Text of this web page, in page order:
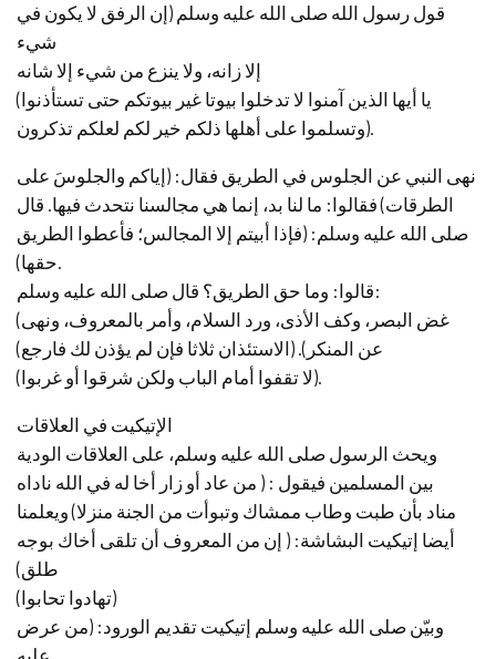
قول رسول الله صلى الله عليه وسلم (إن الرفق لا يكون في
شيء
إلا زانه، ولا ينزع من شيء إلا شانه
(يا أيها الذين آمنوا لا تدخلوا بيوتا غير بيوتكم حتى تستأذنوا
وتسلموا على أهلها ذلكم خير لكم لعلكم تذكرون).
نهى النبي عن الجلوس في الطريق فقال: (إياكم والجلوسَ على
الطرقات) فقالوا: ما لنا بد، إنما هي مجالسنا نتحدث فيها. قال
صلى الله عليه وسلم: (فإذا أبيتم إلا المجالس؛ فأعطوا الطريق
حقها).
قالوا: وما حق الطريق؟ قال صلى الله عليه وسلم:
(غض البصر، وكف الأذى، ورد السلام، وأمر بالمعروف، ونهى
عن المنكر). (الاستئذان ثلاثا فإن لم يؤذن لك فارجع)
(لا تقفوا أمام الباب ولكن شرقوا أو غربوا).
الإتيكيت في العلاقات
ويحث الرسول صلى الله عليه وسلم، على العلاقات الودية
بين المسلمين فيقول : ( من عاد أو زار أخا له في الله ناداه
مناد بأن طبت وطاب ممشاك وتبوأت من الجنة منزلا) ويعلمنا
أيضا إتيكيت البشاشة: ( إن من المعروف أن تلقى أخاك بوجه
طلق)
(تهادوا تحابوا)
وبيّن صلى الله عليه وسلم إتيكيت تقديم الورود: (من عرض
عليه